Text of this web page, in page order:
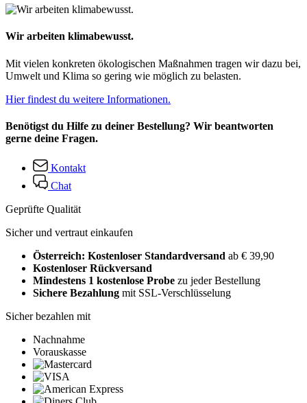
Wir arbeiten klimabewusst.
Mit vielen konkreten ökologischen Maßnahmen tragen wir dazu bei,
Umwelt und Klima so gering wie möglich zu belasten.
Hier findest du weitere Informationen.
Benötigst du Hilfe zu deiner Bestellung? Wir beantworten
gerne deine Fragen.
Kontakt
Chat
Geprüfte Qualität
Sicher und vertraut einkaufen
Österreich: Kostenloser Standardversand ab € 39,90
Kostenloser Rückversand
Mindestens 1 kostenlose Probe zu jeder Bestellung
Sichere Bezahlung mit SSL-Verschlüsselung
Sicher bezahlen mit
Nachnahme
Vorauskasse